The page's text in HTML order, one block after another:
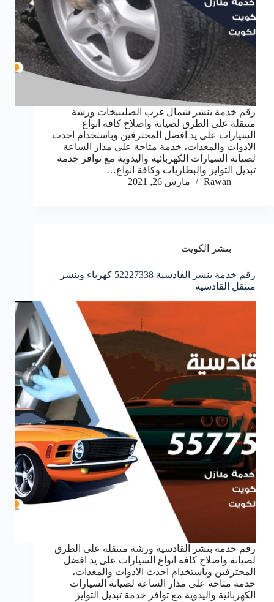
رقم خدمة بنشر شمال غرب الصليبيخات ورشة
متنقلة على الطرق لصيانة واصلاح كافة انواع
السيارات على يد افضل المحترفين وباستخدام احدث
الادوات والمعدات، خدمة متاحة على مدار الساعة
لصيانة السيارات الكهربائية واليدوية مع توافر خدمة
تبديل التواير والبطاريات وكافة انواع…
Rawan
مارس 26, 2021
بنشر الكويت
رقم خدمة بنشر القادسية 52227338 كهرباء وبنشر
متنقل القادسية
رقم خدمة بنشر القادسية ورشة متنقلة على الطرق
لصيانة واصلاح كافة انواع السيارات على يد افضل
المحترفين وباستخدام احدث الادوات والمعدات،
خدمة متاحة على مدار الساعة لصيانة السيارات
الكهربائية واليدوية مع توافر خدمة تبديل التواير